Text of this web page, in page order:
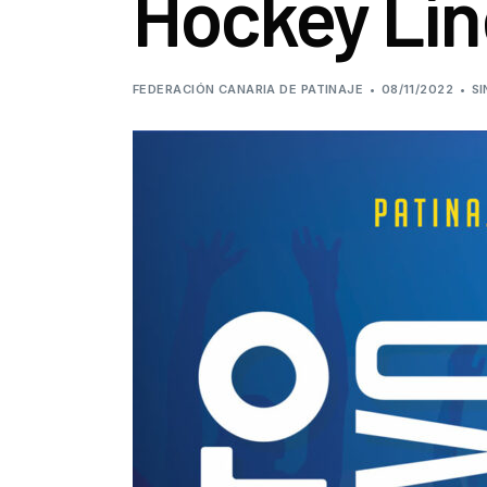
FEDERACIÓN CANARIA DE PATINAJE 08/11/2022